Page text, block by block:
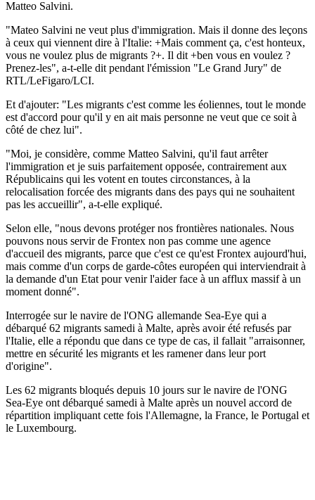
Matteo Salvini.
"Mateo Salvini ne veut plus d'immigration. Mais il donne des leçons
à ceux qui viennent dire à l'Italie: +Mais comment ça, c'est honteux,
vous ne voulez plus de migrants ?+. Il dit +ben vous en voulez ?
Prenez-les", a-t-elle dit pendant l'émission "Le Grand Jury" de
RTL/LeFigaro/LCI.
Et d'ajouter: "Les migrants c'est comme les éoliennes, tout le monde
est d'accord pour qu'il y en ait mais personne ne veut que ce soit à
côté de chez lui".
"Moi, je considère, comme Matteo Salvini, qu'il faut arrêter
l'immigration et je suis parfaitement opposée, contrairement aux
Républicains qui les votent en toutes circonstances, à la
relocalisation forcée des migrants dans des pays qui ne souhaitent
pas les accueillir", a-t-elle expliqué.
Selon elle, "nous devons protéger nos frontières nationales. Nous
pouvons nous servir de Frontex non pas comme une agence
d'accueil des migrants, parce que c'est ce qu'est Frontex aujourd'hui,
mais comme d'un corps de garde-côtes européen qui interviendrait à
la demande d'un Etat pour venir l'aider face à un afflux massif à un
moment donné".
Interrogée sur le navire de l'ONG allemande Sea-Eye qui a
débarqué 62 migrants samedi à Malte, après avoir été refusés par
l'Italie, elle a répondu que dans ce type de cas, il fallait "arraisonner,
mettre en sécurité les migrants et les ramener dans leur port
d'origine".
Les 62 migrants bloqués depuis 10 jours sur le navire de l'ONG
Sea-Eye ont débarqué samedi à Malte après un nouvel accord de
répartition impliquant cette fois l'Allemagne, la France, le Portugal et
le Luxembourg.